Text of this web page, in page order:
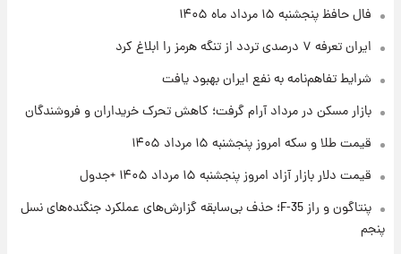
۱ روز پیش
ارزش سهام عدالت برای امروز چهارشنبه ۱۴ مرداد
۱ روز پیش
نام خودرو، مبلغ پیش پرداخت و زمان تحویل |
فال حافظ پنجشنبه ۱۵ مرداد ماه ۱۴۰۵
ایران تعرفه ۷ درصدی تردد از تنگه هرمز را ابلاغ کرد
شرایط تفاهم‌نامه به نفع ایران بهبود یافت
بازار مسکن در مرداد آرام گرفت؛ کاهش تحرک خریداران و فروشندگان
قیمت طلا و سکه امروز پنجشنبه ۱۵ مرداد ۱۴۰۵
قیمت دلار بازار آزاد امروز پنجشنبه ۱۵ مرداد ۱۴۰۵ +جدول
پنتاگون و راز F-35؛ حذف بی‌سابقه گزارش‌های عملکرد جنگنده‌های نسل
پنجم